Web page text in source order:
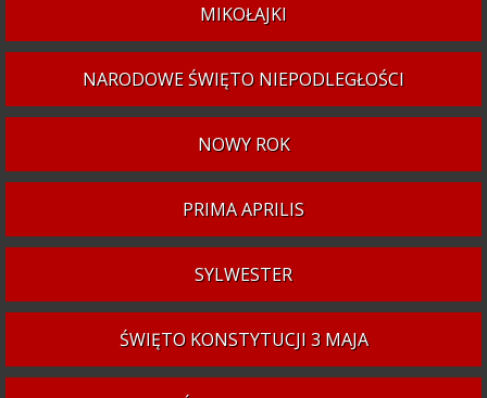
MIKOŁAJKI
NARODOWE ŚWIĘTO NIEPODLEGŁOŚCI
NOWY ROK
PRIMA APRILIS
SYLWESTER
ŚWIĘTO KONSTYTUCJI 3 MAJA